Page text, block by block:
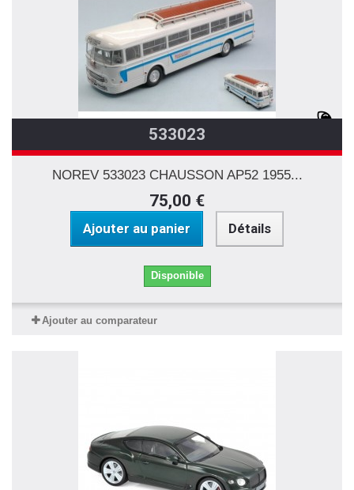
533023
NOREV 533023 CHAUSSON AP52 1955...
75,00 €
Ajouter au panier Détails
Disponible
Ajouter au comparateur